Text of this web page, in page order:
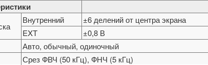
Внутренний
±6 делений от центра экрана
EXT
±0,8 В
Авто, обычный, одиночный
Срез ФВЧ (50 кГц), ФНЧ (5 кГц)